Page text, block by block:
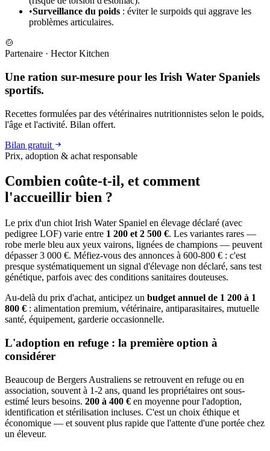
•Surveillance du poids : éviter le surpoids qui aggrave les
problèmes articulaires.
🍲
Partenaire · Hector Kitchen
Une ration sur-mesure pour les Irish Water Spaniels
sportifs.
Recettes formulées par des vétérinaires nutritionnistes selon le poids,
l'âge et l'activité. Bilan offert.
Bilan gratuit
Prix, adoption & achat responsable
Combien coûte-t-il, et comment
l'accueillir bien ?
Le prix d'un chiot Irish Water Spaniel en élevage déclaré (avec
pedigree LOF) varie entre 1 200 et 2 500 €. Les variantes rares —
robe merle bleu aux yeux vairons, lignées de champions — peuvent
dépasser 3 000 €. Méfiez-vous des annonces à 600-800 € : c'est
presque systématiquement un signal d'élevage non déclaré, sans test
génétique, parfois avec des conditions sanitaires douteuses.
Au-delà du prix d'achat, anticipez un budget annuel de 1 200 à 1
800 € : alimentation premium, vétérinaire, antiparasitaires, mutuelle
santé, équipement, garderie occasionnelle.
L'adoption en refuge : la première option à
considérer
Beaucoup de Bergers Australiens se retrouvent en refuge ou en
association, souvent à 1-2 ans, quand les propriétaires ont sous-
estimé leurs besoins. 200 à 400 € en moyenne pour l'adoption,
identification et stérilisation incluses. C'est un choix éthique et
économique — et souvent plus rapide que l'attente d'une portée chez
un éleveur.